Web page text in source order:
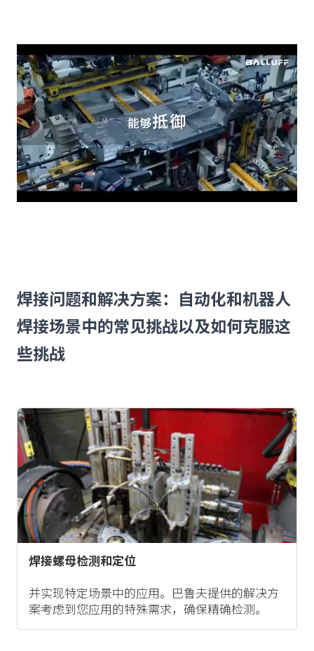
焊接问题和解决方案：自动化和机器人
焊接场景中的常见挑战以及如何克服这
些挑战
焊接螺母检测和定位
并实现特定场景中的应用。巴鲁夫提供的解决方
案考虑到您应用的特殊需求，确保精确检测。